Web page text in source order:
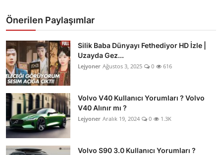
Önerilen Paylaşımlar
Silik Baba Dünyayı Fethediyor HD İzle |
Uzayda Gez...
Lejyoner Ağustos 3, 2025 0 616
Volvo V40 Kullanıcı Yorumları ? Volvo
V40 Alınır mı ?
Lejyoner Aralık 19, 2024 0 1.3K
Volvo S90 3.0 Kullanıcı Yorumları ?